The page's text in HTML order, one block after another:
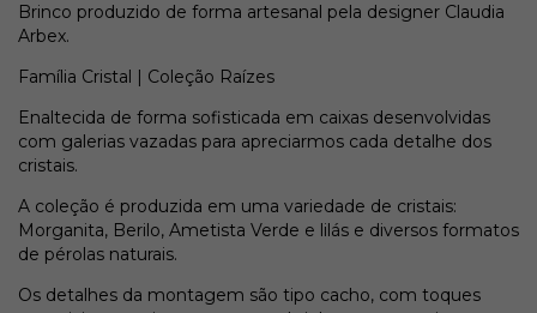
Brinco produzido de forma artesanal pela designer Claudia
Arbex.
Família Cristal | Coleção Raízes
Enaltecida de forma sofisticada em caixas desenvolvidas
com galerias vazadas para apreciarmos cada detalhe dos
cristais.
A coleção é produzida em uma variedade de cristais:
Morganita, Berilo, Ametista Verde e lilás e diversos formatos
de pérolas naturais.
Os detalhes da montagem são tipo cacho, com toques